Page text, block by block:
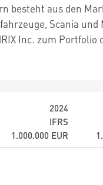
aus den
Scania
Inc. zum Portfolio
2024
IFRS
1.000.000 EUR